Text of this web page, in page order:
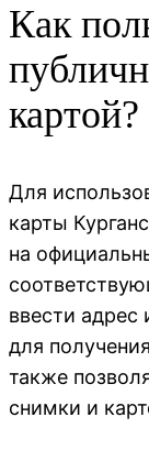
Как
картой?
Для
карты
на
ввести адрес
для
также
снимки и